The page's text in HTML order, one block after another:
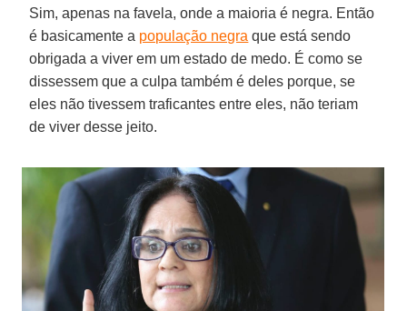
Sim, apenas na favela, onde a maioria é negra. Então
é basicamente a população negra que está sendo
obrigada a viver em um estado de medo. É como se
dissessem que a culpa também é deles porque, se
eles não tivessem traficantes entre eles, não teriam
de viver desse jeito.